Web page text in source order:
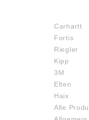
Carhartt
Fortis
Riegler
Kipp
3M
Elten
Haix
Alle